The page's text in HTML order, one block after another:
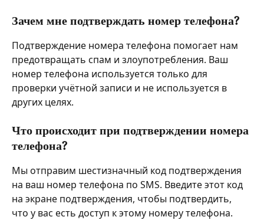
Зачем мне подтверждать номер телефона?
Подтверждение номера телефона помогает нам
предотвращать спам и злоупотребления. Ваш
номер телефона используется только для
проверки учётной записи и не используется в
других целях.
Что происходит при подтверждении номера
телефона?
Мы отправим шестизначный код подтверждения
на ваш номер телефона по SMS. Введите этот код
на экране подтверждения, чтобы подтвердить,
что у вас есть доступ к этому номеру телефона.